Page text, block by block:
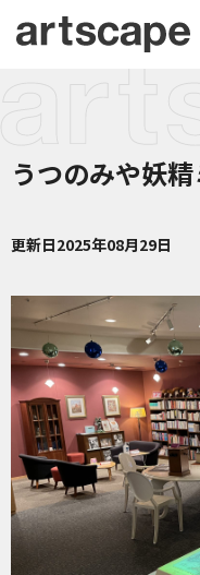
うつのみや妖
更新日2025年08月29日